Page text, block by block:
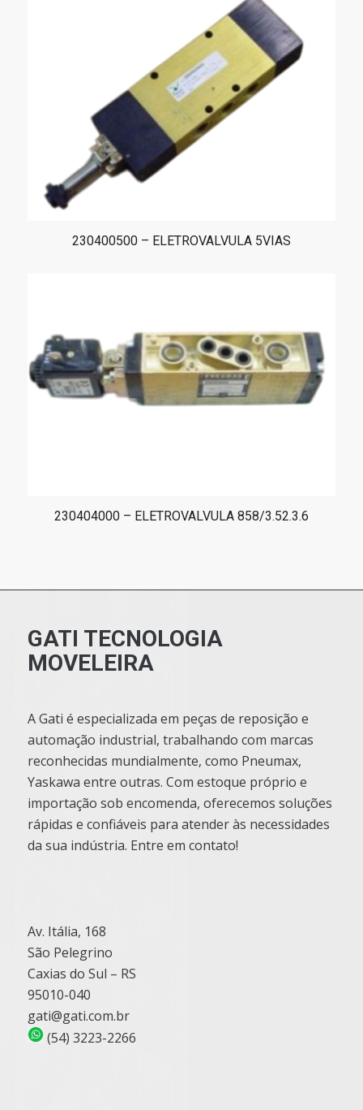
230400500 – ELETROVALVULA 5VIAS
230404000 – ELETROVALVULA 858/3.52.3.6
GATI TECNOLOGIA
MOVELEIRA
A Gati é especializada em peças de reposição e
automação industrial, trabalhando com marcas
reconhecidas mundialmente, como Pneumax,
Yaskawa entre outras. Com estoque próprio e
importação sob encomenda, oferecemos soluções
rápidas e confiáveis para atender às necessidades
da sua indústria. Entre em contato!
Av. Itália, 168
São Pelegrino
Caxias do Sul – RS
95010-040
gati@gati.com.br
(54) 3223-2266